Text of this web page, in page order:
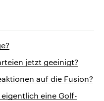
jetzt geeinigt?
auf die Fusion?
eine Golf-